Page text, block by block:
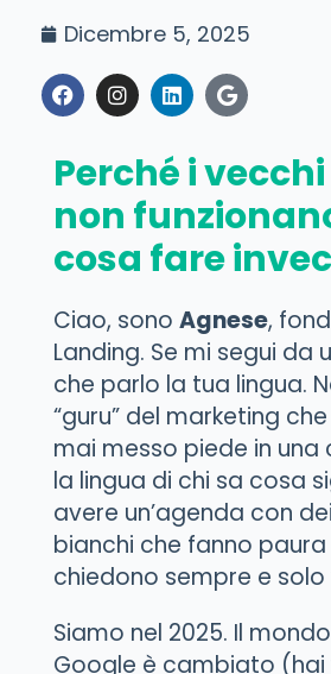
Dicembre 5, 2025
Perché i
non
cosa fare
Ciao, sono Agnese,
Landing. Se mi segui da
che parlo la tua lingua.
“guru” del marketing
mai messo piede in una
la lingua di chi sa cosa
avere un’agenda con
bianchi che fanno
chiedono sempre e solo
Siamo nel 2025. Il
Google è cambiato (hai